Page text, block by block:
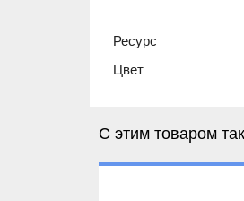
Ресурс
Цвет
С этим товаром